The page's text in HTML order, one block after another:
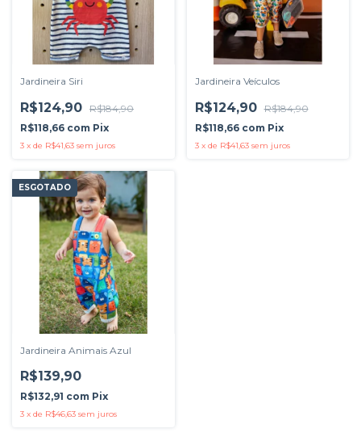
Jardineira Siri
R$124,90 R$184,90
R$118,66 com Pix
3 x de R$41,63 sem juros
Jardineira Veículos
R$124,90 R$184,90
R$118,66 com Pix
3 x de R$41,63 sem juros
ESGOTADO
Jardineira Animais Azul
R$139,90
R$132,91 com Pix
3 x de R$46,63 sem juros